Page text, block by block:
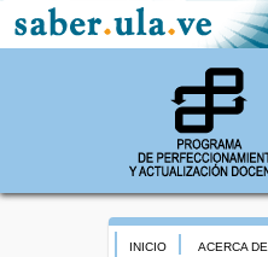
INICIO ACERCA DE